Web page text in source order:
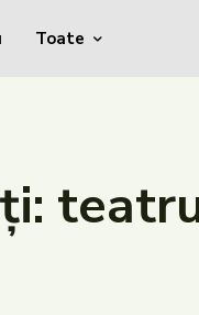
Toate